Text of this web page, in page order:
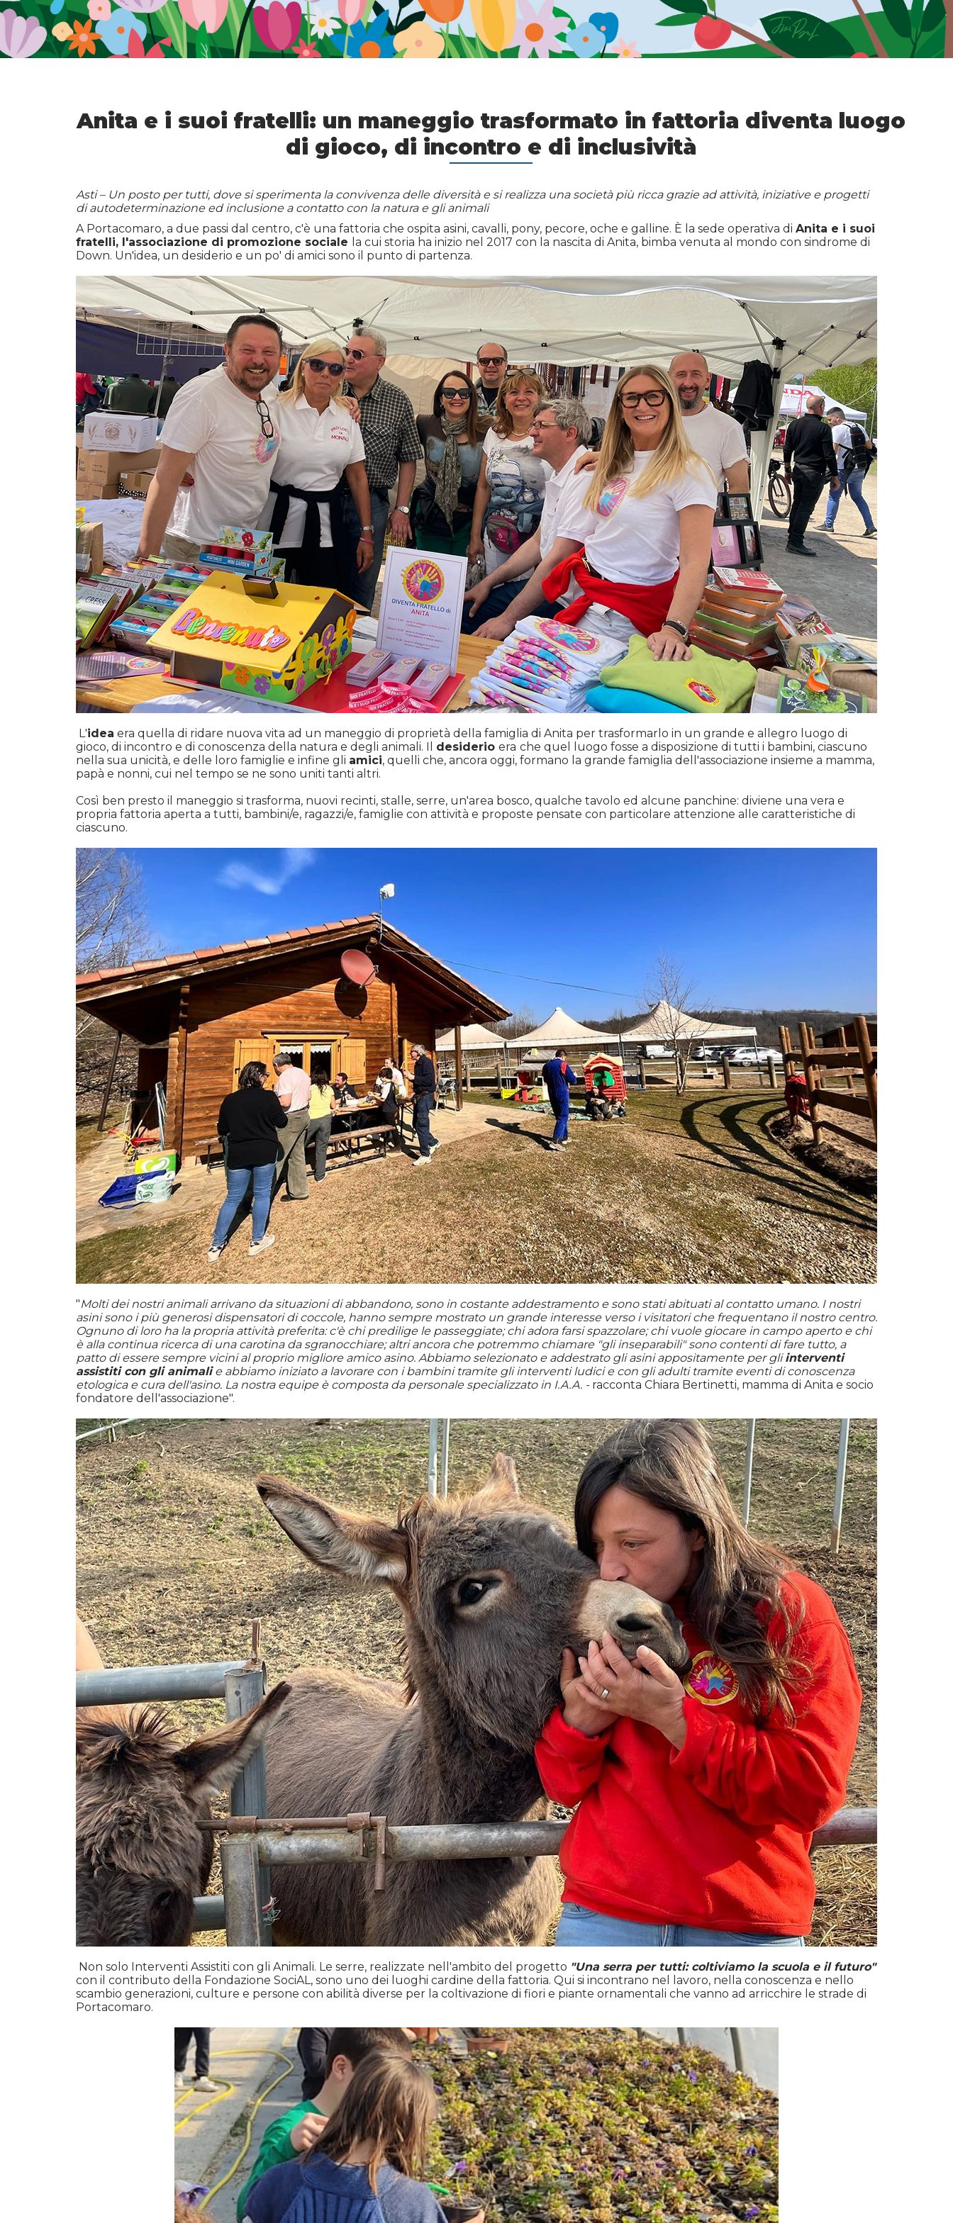
Anita e i suoi fratelli: un maneggio trasformato in fattoria diventa luogo
di gioco, di incontro e di inclusività
Asti – Un posto per tutti, dove si sperimenta la convivenza delle diversità e si realizza una società più ricca grazie ad attività, iniziative e progetti
di autodeterminazione ed inclusione a contatto con la natura e gli animali
A Portacomaro, a due passi dal centro, c'è una fattoria che ospita asini, cavalli, pony, pecore, oche e galline. È la sede operativa di Anita e i suoi
fratelli, l'associazione di promozione sociale la cui storia ha inizio nel 2017 con la nascita di Anita, bimba venuta al mondo con sindrome di
Down. Un'idea, un desiderio e un po' di amici sono il punto di partenza.
L'idea era quella di ridare nuova vita ad un maneggio di proprietà della famiglia di Anita per trasformarlo in un grande e allegro luogo di
gioco, di incontro e di conoscenza della natura e degli animali. Il desiderio era che quel luogo fosse a disposizione di tutti i bambini, ciascuno
nella sua unicità, e delle loro famiglie e infine gli amici, quelli che, ancora oggi, formano la grande famiglia dell'associazione insieme a mamma,
papà e nonni, cui nel tempo se ne sono uniti tanti altri.
Così ben presto il maneggio si trasforma, nuovi recinti, stalle, serre, un'area bosco, qualche tavolo ed alcune panchine: diviene una vera e
propria fattoria aperta a tutti, bambini/e, ragazzi/e, famiglie con attività e proposte pensate con particolare attenzione alle caratteristiche di
ciascuno.
"Molti dei nostri animali arrivano da situazioni di abbandono, sono in costante addestramento e sono stati abituati al contatto umano. I nostri
asini sono i più generosi dispensatori di coccole, hanno sempre mostrato un grande interesse verso i visitatori che frequentano il nostro centro.
Ognuno di loro ha la propria attività preferita: c'è chi predilige le passeggiate; chi adora farsi spazzolare; chi vuole giocare in campo aperto e chi
è alla continua ricerca di una carotina da sgranocchiare; altri ancora che potremmo chiamare "gli inseparabili" sono contenti di fare tutto, a
patto di essere sempre vicini al proprio migliore amico asino. Abbiamo selezionato e addestrato gli asini appositamente per gliinterventi
assistiti con gli animalie abbiamo iniziato a lavorare con i bambini tramite gli interventi ludici e con gli adulti tramite eventi di conoscenza
etologica e cura dell'asino. La nostra equipe è composta da personale specializzato in I.A.A. - racconta Chiara Bertinetti, mamma di Anita e socio
fondatore dell'associazione".
Non solo Interventi Assistiti con gli Animali. Le serre, realizzate nell'ambito del progetto "Una serra per tutti: coltiviamo la scuola e il futuro"
con il contributo della Fondazione SociAL, sono uno dei luoghi cardine della fattoria. Qui si incontrano nel lavoro, nella conoscenza e nello
scambio generazioni, culture e persone con abilità diverse per la coltivazione di fiori e piante ornamentali che vanno ad arricchire le strade di
Portacomaro.